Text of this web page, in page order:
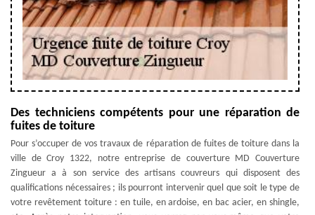
Des techniciens compétents pour une réparation de
fuites de toiture
Pour s’occuper de vos travaux de réparation de fuites de toiture dans la
ville de Croy 1322, notre entreprise de couverture MD Couverture
Zingueur a à son service des artisans couvreurs qui disposent des
qualifications nécessaires ; ils pourront intervenir quel que soit le type de
votre revêtement toiture : en tuile, en ardoise, en bac acier, en shingle,